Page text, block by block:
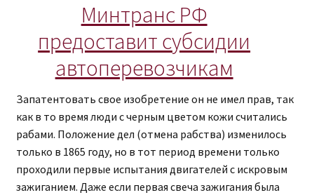
Минтранс РФ
предоставит субсидии
автоперевозчикам
Запатентовать свое изобретение он не имел прав, так
как в то время люди с черным цветом кожи считались
рабами. Положение дел (отмена рабства) изменилось
только в 1865 году, но в тот период времени только
проходили первые испытания двигателей с искровым
зажиганием. Даже если первая свеча зажигания была